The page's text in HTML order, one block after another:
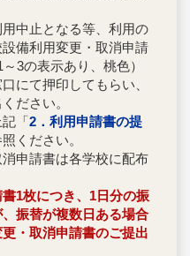
中止となる等、利用の
備利用変更・取消申請
3の表示あり、桃色）
にて押印してもらい、
ださい。
「2．利用申請書の提
ください。
申請書は各学校に配布
1枚につき、1日分の振
振替が複数日ある場合
・取消申請書のご提出